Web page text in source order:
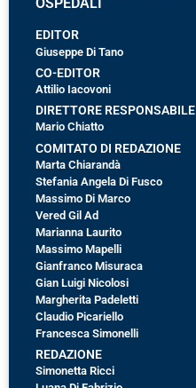
EDITOR
Giuseppe Di Tano
CO-EDITOR
Attilio Iacovoni
DIRETTORE RESPONSABILE
Mario Chiatto
COMITATO DI REDAZIONE
Marta Chiarandà
Stefania Angela Di Fusco
Massimo Di Marco
Vered Gil Ad
Marianna Laurito
Massimo Mapelli
Gianfranco Misuraca
Gian Luigi Nicolosi
Margherita Padeletti
Claudio Picariello
Francesca Simonelli
REDAZIONE
Simonetta Ricci